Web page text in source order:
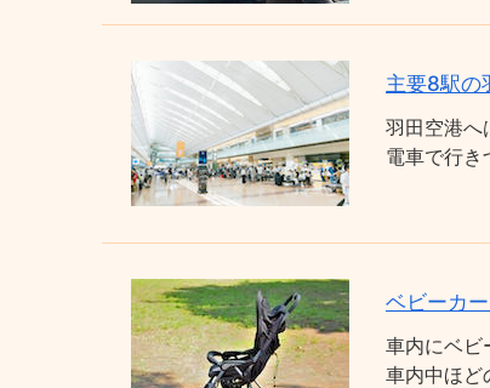
主要8駅の
羽田空港へ
電車で行き
ベビーカ
車内にベビ
車内中ほど